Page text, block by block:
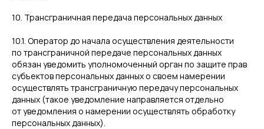
10. Трансграничная передача персональных данных
10.1. Оператор до начала осуществления деятельности
по трансграничной передаче персональных данных
обязан уведомить уполномоченный орган по защите прав
субъектов персональных данных о своем намерении
осуществлять трансграничную передачу персональных
данных (такое уведомление направляется отдельно
от уведомления о намерении осуществлять обработку
персональных данных).